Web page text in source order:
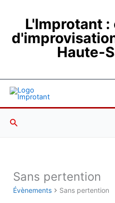
contenuL'Improtant
Haute-
Rechercher
Sans pertention
Évènements Sans pertention
Évènements